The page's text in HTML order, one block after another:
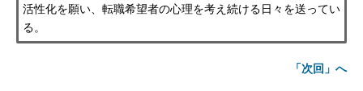
活性化を願い、転職希望者の心理を考え続ける日々を送ってい
る。
「次回」へ